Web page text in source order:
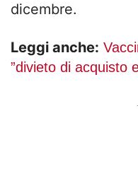
dicembre.
Leggi anche:
”divieto di acquisto